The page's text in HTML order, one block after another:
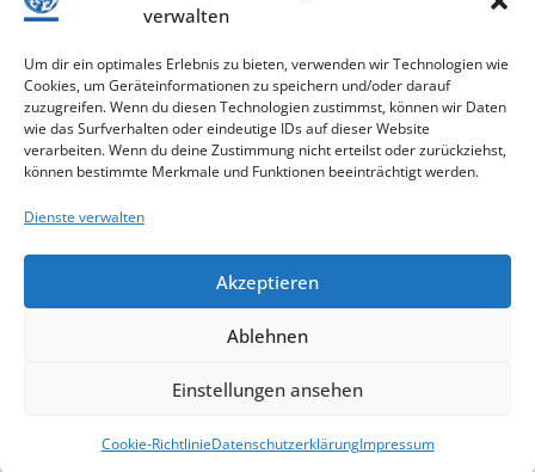
verwalten
Um dir ein optimales Erlebnis zu bieten, verwenden wir Technologien wie
Cookies, um Geräteinformationen zu speichern und/oder darauf
zuzugreifen. Wenn du diesen Technologien zustimmst, können wir Daten
wie das Surfverhalten oder eindeutige IDs auf dieser Website
verarbeiten. Wenn du deine Zustimmung nicht erteilst oder zurückziehst,
können bestimmte Merkmale und Funktionen beeinträchtigt werden.
Dienste verwalten
Akzeptieren
Ablehnen
Einstellungen ansehen
Cookie-RichtlinieDatenschutzerklärungImpressum
Tourismus, Freizeit & Ökologie
Wirtschaft & Verkehr
Senioren & Inklusion
gestaltet & entwickelt mit